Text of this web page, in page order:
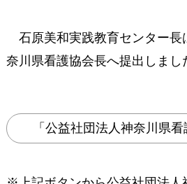
石原美和実践教育センター長
奈川県看護協会長へ提出しまし
「公益社団法人神奈川県